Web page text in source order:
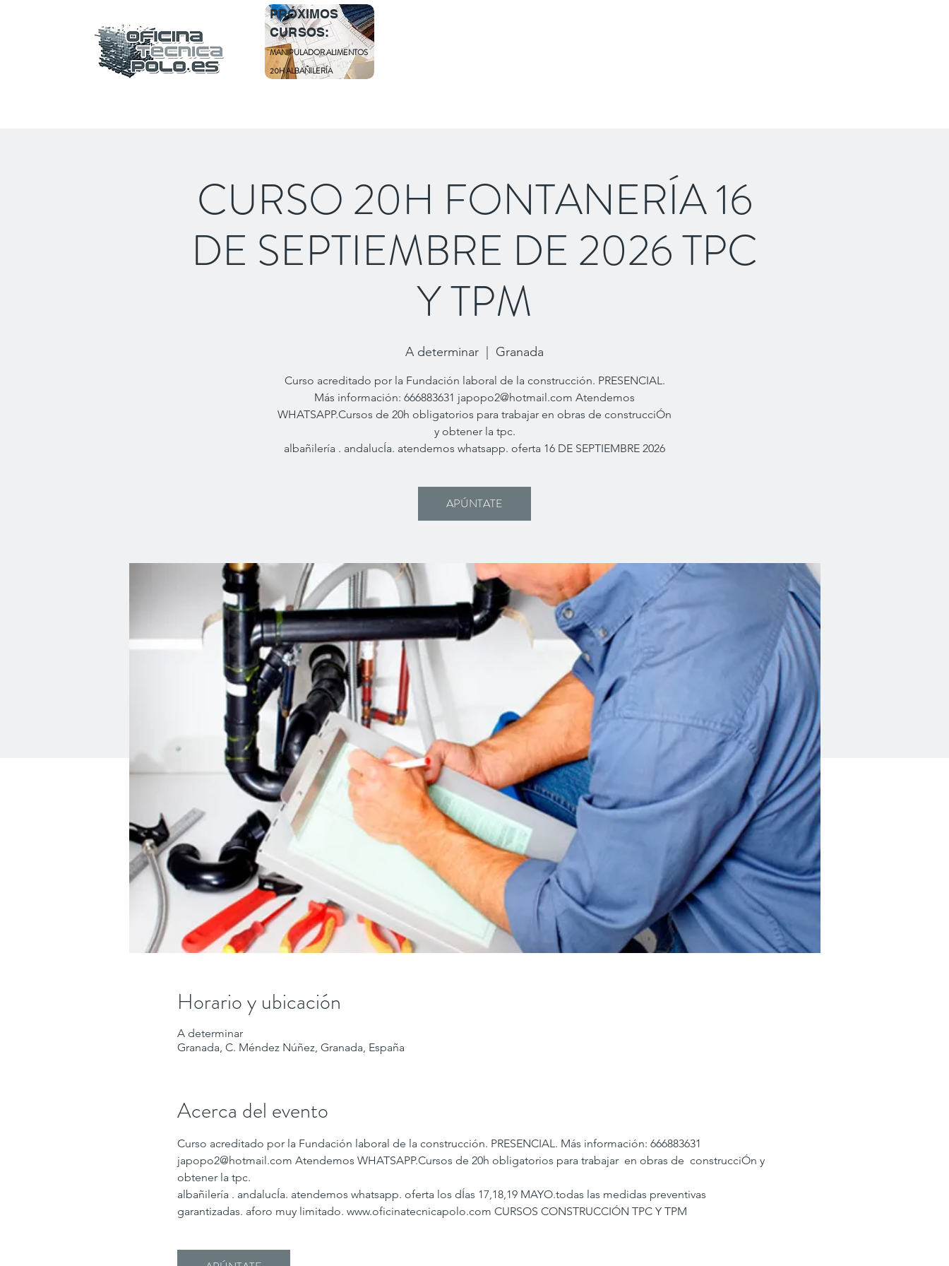
PRÓXIMOS
CURSOS:
MANIPULADOR ALIMENTOS
20H ALBAÑILERÍA
CURSO 20H FONTANERÍA 16
DE SEPTIEMBRE DE 2026 TPC
Y TPM
A determinar Granada
Curso acreditado por la Fundación laboral de la construcción. PRESENCIAL.
Más información: 666883631 japopo2@hotmail.com Atendemos
WHATSAPP.Cursos de 20h obligatorios para trabajar en obras de construcciÓn
y obtener la tpc.
albañilería . andalucÍa. atendemos whatsapp. oferta 16 DE SEPTIEMBRE 2026
APÚNTATE
Horario y ubicación
A determinar
Granada, C. Méndez Núñez, Granada, España
Acerca del evento
Curso acreditado por la Fundación laboral de la construcción. PRESENCIAL. Más información: 666883631
japopo2@hotmail.com Atendemos WHATSAPP.Cursos de 20h obligatorios para trabajar  en obras de  construcciÓn y
obtener la tpc.
albañilería . andalucÍa. atendemos whatsapp. oferta los dÍas 17,18,19 MAYO.todas las medidas preventivas
garantizadas. aforo muy limitado. www.oficinatecnicapolo.com CURSOS CONSTRUCCIÓN TPC Y TPM